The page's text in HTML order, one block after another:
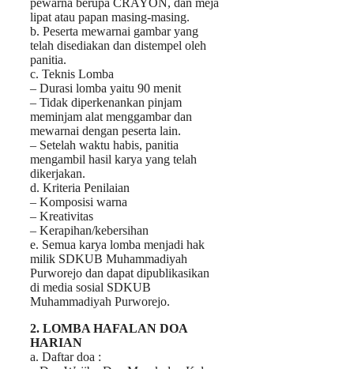
pewarna berupa CRAYON, dan meja
lipat atau papan masing-masing.
b. Peserta mewarnai gambar yang
telah disediakan dan distempel oleh
panitia.
c. Teknis Lomba
– Durasi lomba yaitu 90 menit
– Tidak diperkenankan pinjam
meminjam alat menggambar dan
mewarnai dengan peserta lain.
– Setelah waktu habis, panitia
mengambil hasil karya yang telah
dikerjakan.
d. Kriteria Penilaian
– Komposisi warna
– Kreativitas
– Kerapihan/kebersihan
e. Semua karya lomba menjadi hak
milik SDKUB Muhammadiyah
Purworejo dan dapat dipublikasikan
di media sosial SDKUB
Muhammadiyah Purworejo.
2. LOMBA HAFALAN DOA
HARIAN
a. Daftar doa :